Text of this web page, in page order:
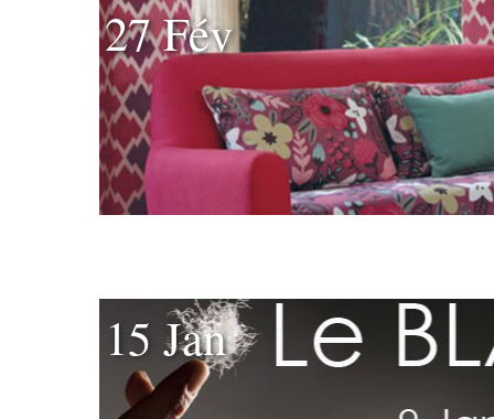
27 Fév
15 Jan